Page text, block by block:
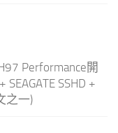
Performance開
SSHD +
之一)